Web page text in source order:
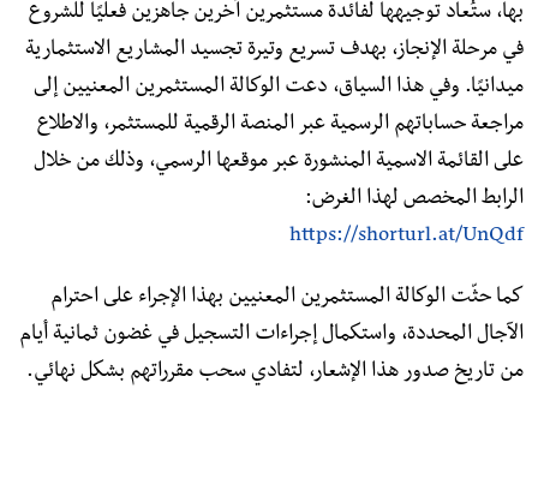
بها، ستُعاد توجيهها لفائدة مستثمرين آخرين جاهزين فعليًا للشروع
في مرحلة الإنجاز، بهدف تسريع وتيرة تجسيد المشاريع الاستثمارية
ميدانيًا. وفي هذا السياق، دعت الوكالة المستثمرين المعنيين إلى
مراجعة حساباتهم الرسمية عبر المنصة الرقمية للمستثمر، والاطلاع
على القائمة الاسمية المنشورة عبر موقعها الرسمي، وذلك من خلال
الرابط المخصص لهذا الغرض:
https://shorturl.at/UnQdf
كما حثّت الوكالة المستثمرين المعنيين بهذا الإجراء على احترام
الآجال المحددة، واستكمال إجراءات التسجيل في غضون ثمانية أيام
من تاريخ صدور هذا الإشعار، لتفادي سحب مقرراتهم بشكل نهائي.